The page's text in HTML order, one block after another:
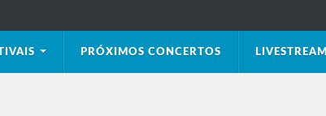
PRÓXIMOS CONCERTOS LIVESTREAM